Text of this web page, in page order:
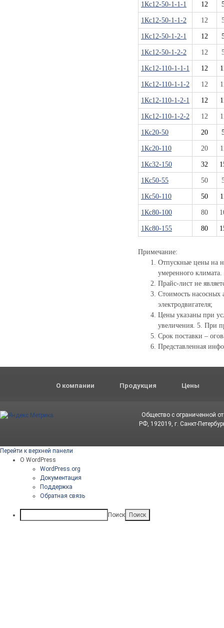
1Кс12-50-1-1-1 12
1Кс12-50-1-1-2 12
1Кс12-50-1-2-1 12
1Кс12-50-1-2-2 12
1Кс12-110-1-1-1 12
1Кс12-110-1-1-2 12
1Кс12-110-1-2-1 12
1Кс12-110-1-2-2 12
1Кс20-50 20
1Кс20-110 20
1Кс32-150 32
1Кс50-55 50
1Кс50-110 50
1Кс80-100 80
1Кс80-155 80
Примечание:
Отпускные цены на
умеренного
Прайс-лист не
Стоимость насосных
электродвигателя;
Цены указаны при
увеличения. 5. При
Срок поставки –
Представленная
О компании Продукция Цены
Общество с ограниченной
РФ, 192019, г. Санкт-
Перейти к верхней панели
О WordPress
WordPress.org
Документация
Поддержка
Обратная связь
Поиск